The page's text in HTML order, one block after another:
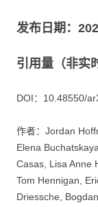
发布日期：
引用量（非实
DOI：10.48550/
作者：Jordan
Elena
Casas, Lisa Anne
Tom Hennigan,
Driessche,